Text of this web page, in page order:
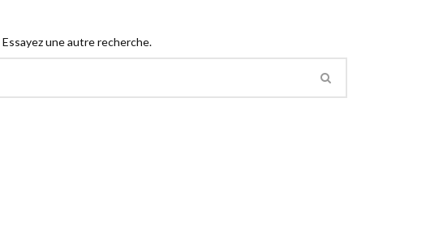
une autre recherche.